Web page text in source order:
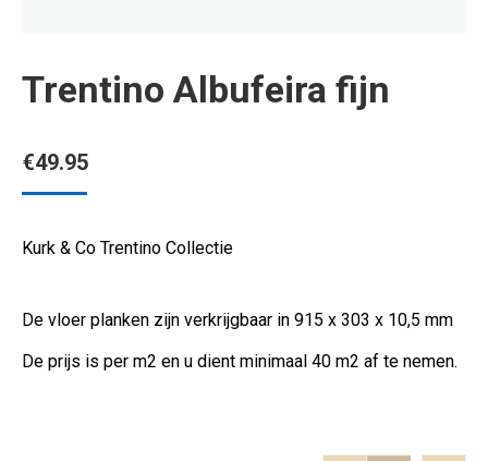
Trentino Albufeira fijn
€49.95
Kurk & Co Trentino Collectie
De vloer planken zijn verkrijgbaar in 915 x 303 x 10,5 mm
De prijs is per m2 en u dient minimaal 40 m2 af te nemen.